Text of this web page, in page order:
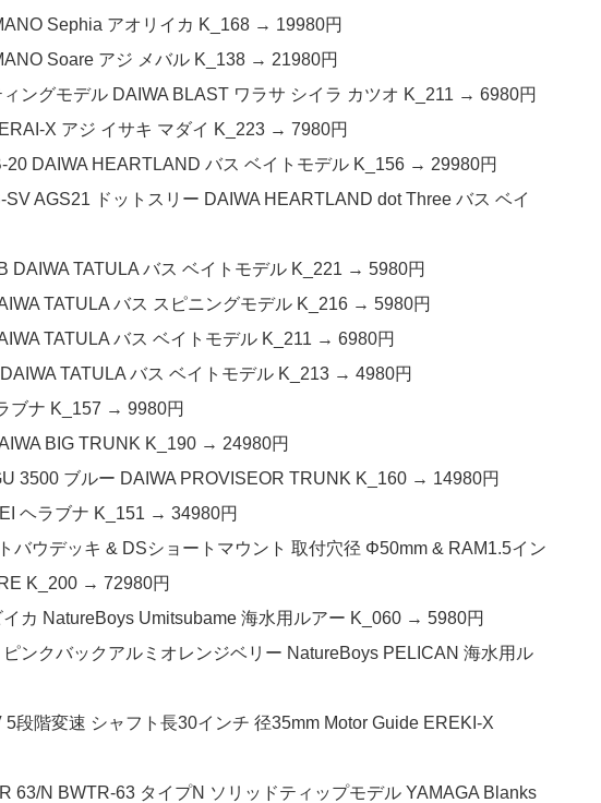
Sephia アオリイカ K_168 → 19980円
Soare アジ メバル K_138 → 21980円
ングモデル DAIWA BLAST ワラサ シイラ カツオ K_211 → 6980円
X アジ イサキ マダイ K_223 → 7980円
DAIWA HEARTLAND バス ベイトモデル K_156 → 29980円
AGS21 ドットスリー DAIWA HEARTLAND dot Three バス ベイ
DAIWA TATULA バス ベイトモデル K_221 → 5980円
TATULA バス スピニングモデル K_216 → 5980円
TATULA バス ベイトモデル K_211 → 6980円
TATULA バス ベイトモデル K_213 → 4980円
ブナ K_157 → 9980円
BIG TRUNK K_190 → 24980円
3500 ブルー DAIWA PROVISEOR TRUNK K_160 → 14980円
ヘラブナ K_151 → 34980円
バウデッキ & DSショートマウント 取付穴径 Φ50mm & RAM1.5イン
K_200 → 72980円
カ NatureBoys Umitsubame 海水用ルアー K_060 → 5980円
ンクバックアルミオレンジベリー NatureBoys PELICAN 海水用ル
段階変速 シャフト長30インチ 径35mm Motor Guide EREKI-X
63/N BWTR-63 タイプN ソリッドティップモデル YAMAGA Blanks